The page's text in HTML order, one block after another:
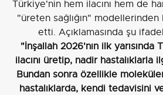
Türkiye'nin hem ilacını hem de
"üreten sağlığın"
etti. Açıklamasında şu
"İnşallah 2026'nın ilk yarısında
ilacını üretip, nadir hastalıklarla
Bundan sonra özellikle
hastalıklarda, kendi tedavisini